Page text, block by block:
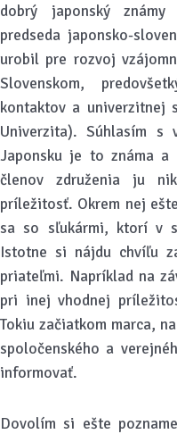
dobrý japonský
predseda japonsko-
urobil pre rozvoj
Slovenskom,
kontaktov a univerzitnej
Univerzita). Súhlasím
Japonsku je to známa a
členov združenia ju
príležitosť. Okrem nej
sa so sľukármi, ktorí v
Istotne si nájdu chvíľu
priateľmi. Napríklad na
pri inej vhodnej
Tokiu začiatkom marca,
spoločenského a
informovať.
Dovolím si ešte